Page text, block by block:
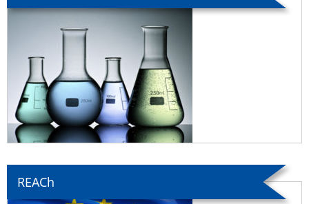
REACh